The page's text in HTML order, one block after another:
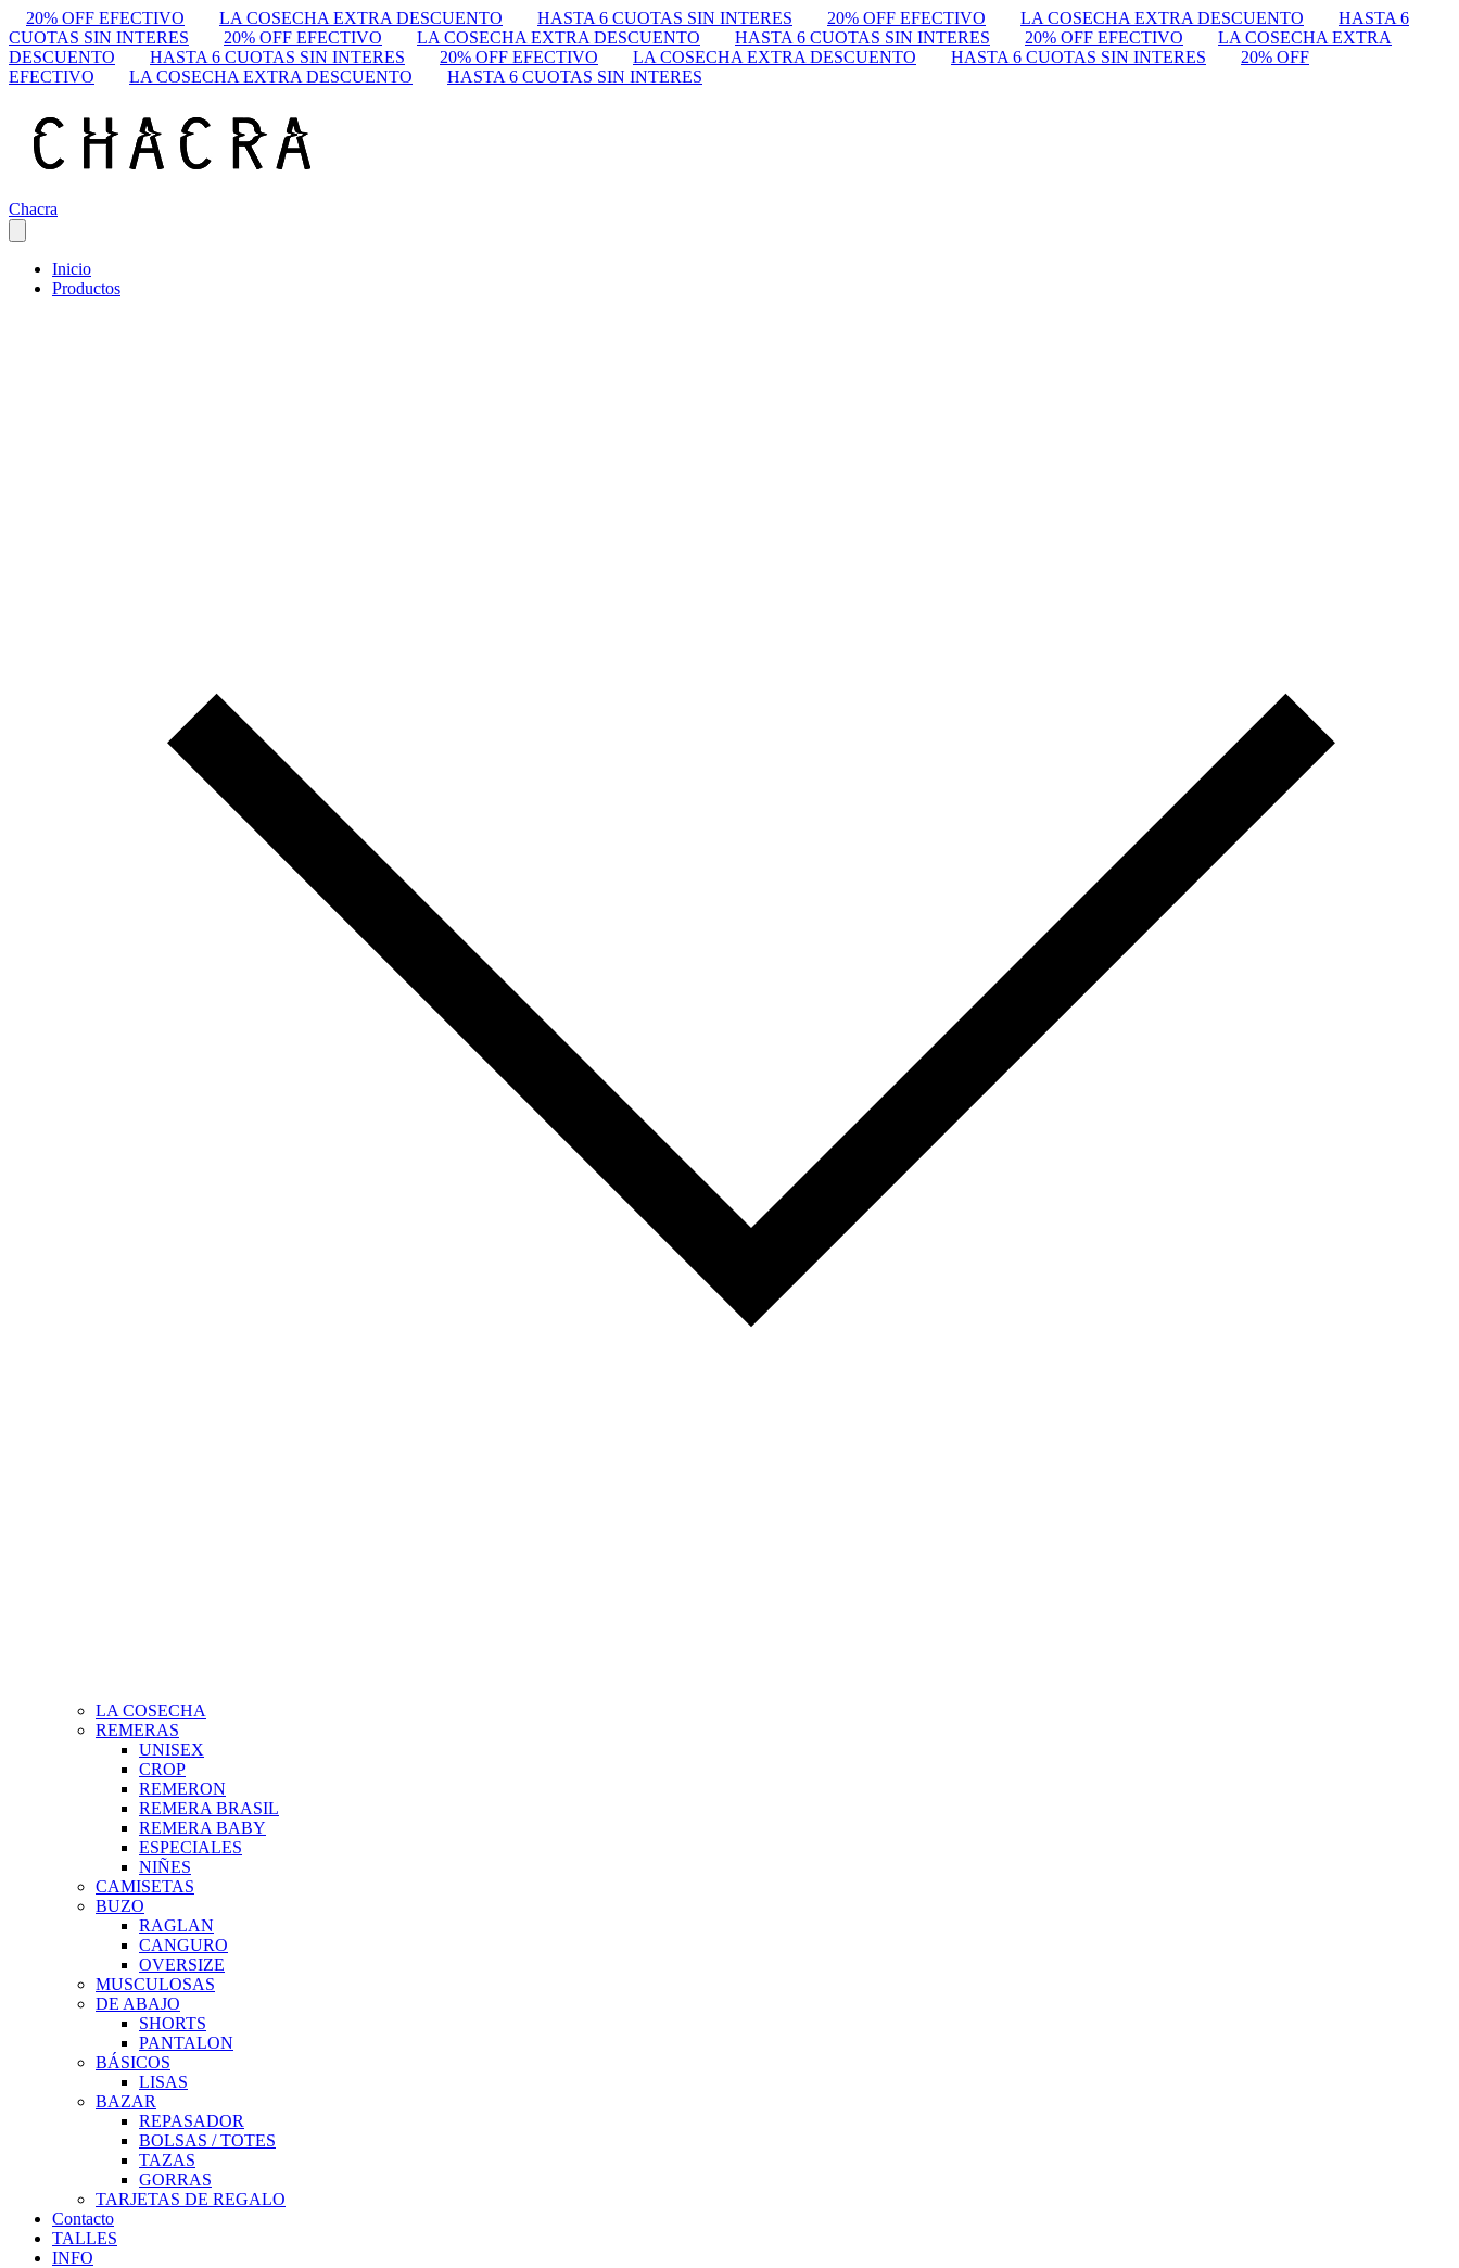
20% OFF EFECTIVO LA COSECHA EXTRA DESCUENTO HASTA 6 CUOTAS SIN INTERES 20% OFF EFECTIVO LA COSECHA EXTRA DESCUENTO
HASTA 6
CUOTAS SIN INTERES
20% OFF EFECTIVO LA COSECHA EXTRA DESCUENTO HASTA 6 CUOTAS SIN INTERES 20% OFF EFECTIVO
LA COSECHA EXTRA
DESCUENTO
HASTA 6 CUOTAS SIN INTERES 20% OFF EFECTIVO LA COSECHA EXTRA DESCUENTO HASTA 6 CUOTAS SIN INTERES
20% OFF
EFECTIVO
LA COSECHA EXTRA DESCUENTO HASTA 6 CUOTAS SIN INTERES
Chacra
Inicio
Productos
LA COSECHA
REMERAS
UNISEX
CROP
REMERON
REMERA BRASIL
REMERA BABY
ESPECIALES
NIÑES
CAMISETAS
BUZO
RAGLAN
CANGURO
OVERSIZE
MUSCULOSAS
DE ABAJO
SHORTS
PANTALON
BÁSICOS
LISAS
BAZAR
REPASADOR
BOLSAS / TOTES
TAZAS
GORRAS
TARJETAS DE REGALO
Contacto
TALLES
INFO